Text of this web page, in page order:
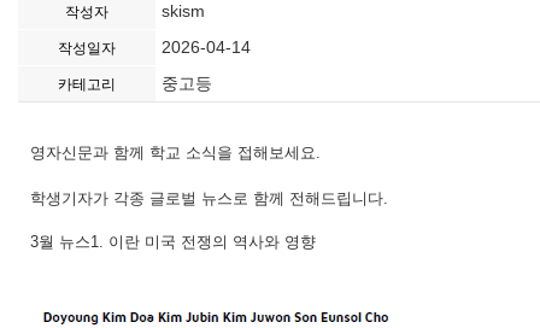
작성자 skism
작성일자 2026-04-14
카테고리 중고등
영자신문과 함께 학교 소식을 접해보세요.
학생기자가 각종 글로벌 뉴스로 함께 전해드립니다.
3월 뉴스1. 이란 미국 전쟁의 역사와 영향